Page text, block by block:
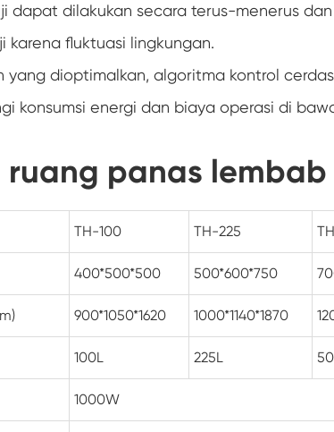
Ruang uji suhu
Ruang kelembapan
Ruang ketinggian
Perangkat
Oven pengeringan
Ruang suhu
dapat dilakukan secara terus-menerus
karena fluktuasi lingkungan.
yang dioptimalkan, algoritma kontrol
konsumsi energi dan biaya operasi di
ruang panas lembab
TH-100 TH-225
400*500*500 500*600*750
900*1050*1620 1000*1140*1870
100L 225L
1000W